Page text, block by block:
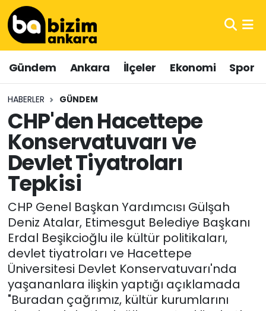
Gündem Ankara İlçeler Ekonomi Spor
HABERLER GÜNDEM
CHP'den Hacettepe
Konservatuvarı ve
Devlet Tiyatroları
Tepkisi
CHP Genel Başkan Yardımcısı Gülşah
Deniz Atalar, Etimesgut Belediye Başkanı
Erdal Beşikcioğlu ile kültür politikaları,
devlet tiyatroları ve Hacettepe
Üniversitesi Devlet Konservatuvarı'nda
yaşananlara ilişkin yaptığı açıklamada
"Buradan çağrımız, kültür kurumlarını
Hava Durumu
Trafik Durumu
Süper Lig Puan Durumu ve Fikstür
Tüm Manşetler
Son Dakika Haberleri
Haber Arşivi